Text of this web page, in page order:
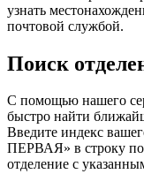
узнать
почтовой службой.
Поиск
С помощью нашего
быстро найти
Введите индекс
ПЕРВАЯ» в строку
отделение с